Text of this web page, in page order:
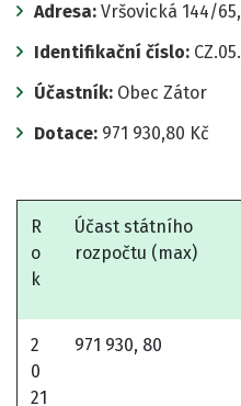
Adresa: Vršovická 144/
Identifikační číslo:
Účastník: Obec Zátor
Dotace: 971 930,80 Kč
R
o
k
Účast státního
rozpočtu (max)
2
0
21
971 930, 80